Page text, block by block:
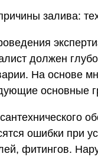
залива:
должен
На основе
основные
ошибки при
фитингов.